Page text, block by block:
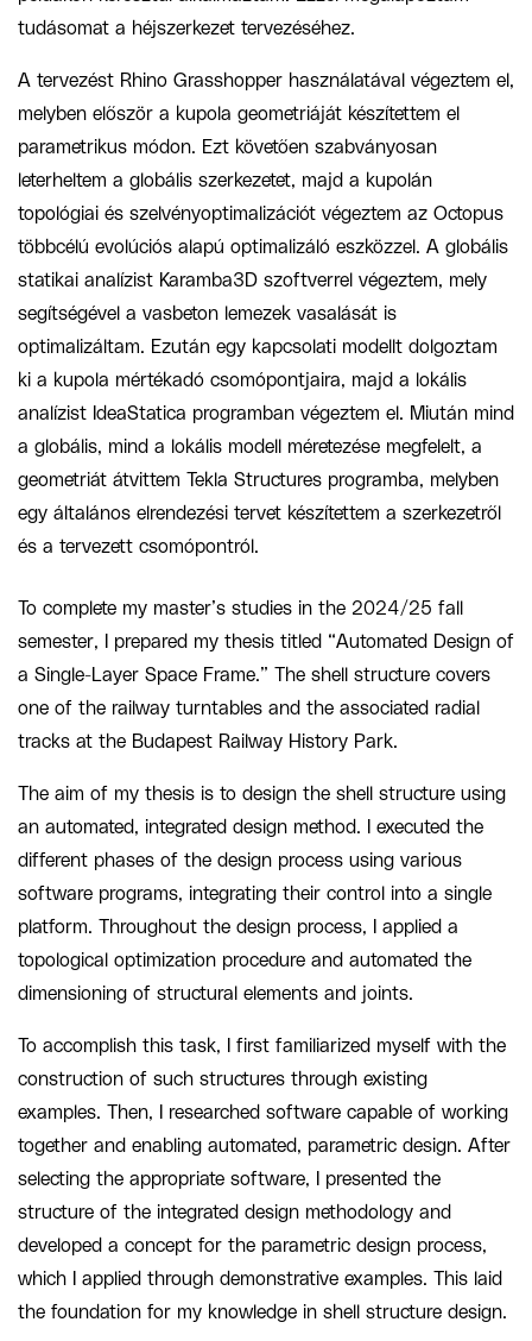
tudásomat a héjszerkezet tervezéséhez.
A tervezést Rhino Grasshopper használatával végeztem el,
melyben először a kupola geometriáját készítettem el
parametrikus módon. Ezt követően szabványosan
leterheltem a globális szerkezetet, majd a kupolán
topológiai és szelvényoptimalizációt végeztem az Octopus
többcélú evolúciós alapú optimalizáló eszközzel. A globális
statikai analízist Karamba3D szoftverrel végeztem, mely
segítségével a vasbeton lemezek vasalását is
optimalizáltam. Ezután egy kapcsolati modellt dolgoztam
ki a kupola mértékadó csomópontjaira, majd a lokális
analízist IdeaStatica programban végeztem el. Miután mind
a globális, mind a lokális modell méretezése megfelelt, a
geometriát átvittem Tekla Structures programba, melyben
egy általános elrendezési tervet készítettem a szerkezetről
és a tervezett csomópontról.
To complete my master’s studies in the 2024/25 fall
semester, I prepared my thesis titled “Automated Design of
a Single-Layer Space Frame.” The shell structure covers
one of the railway turntables and the associated radial
tracks at the Budapest Railway History Park.
The aim of my thesis is to design the shell structure using
an automated, integrated design method. I executed the
different phases of the design process using various
software programs, integrating their control into a single
platform. Throughout the design process, I applied a
topological optimization procedure and automated the
dimensioning of structural elements and joints.
To accomplish this task, I first familiarized myself with the
construction of such structures through existing
examples. Then, I researched software capable of working
together and enabling automated, parametric design. After
selecting the appropriate software, I presented the
structure of the integrated design methodology and
developed a concept for the parametric design process,
which I applied through demonstrative examples. This laid
the foundation for my knowledge in shell structure design.